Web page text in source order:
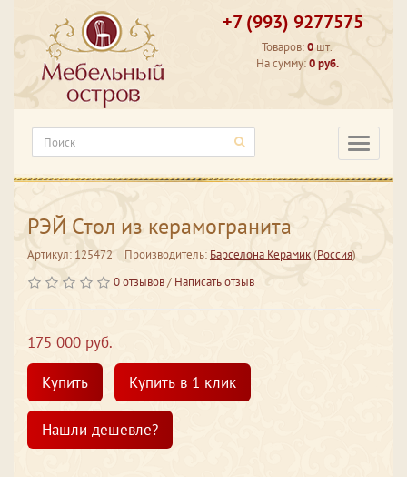
+7 (993) 9277575
Товаров:0 шт.
На сумму:0 руб.
РЭЙ Стол из керамогранита
Артикул: 125472 Производитель: Барселона Керамик(Россия)
0 отзывов/ Написать отзыв
175 000 руб.
Купить
Купить в 1 клик
Нашли дешевле?